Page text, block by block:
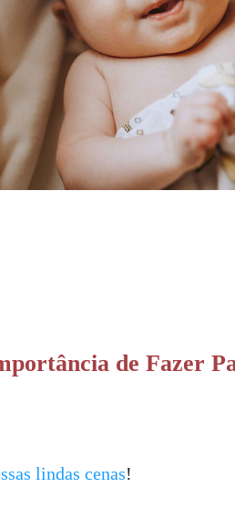
de Fazer
lindas cenas!